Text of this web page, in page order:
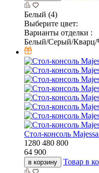
Белый (4)
Выберите цвет:
Варианты отделки :
Белый/Серый/Кварц/
Стол-консоль
1280 480 800
64 900
в корзину Товар в